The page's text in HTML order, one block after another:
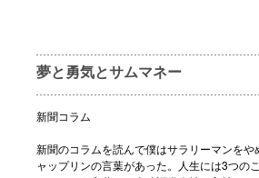
夢と勇気とサムマネー
新聞コラム
新聞のコラムを読んで僕はサラリーマンを
ャップリンの言葉があった。人生には3つの